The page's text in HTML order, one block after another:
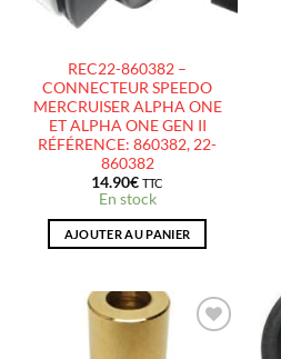
REC22-860382 –
CONNECTEUR SPEEDO
MERCRUISER ALPHA ONE
ET ALPHA ONE GEN II
RÉFÉRENCE: 860382, 22-
860382
14.90€ TTC
En stock
AJOUTER AU PANIER
AJOUTER